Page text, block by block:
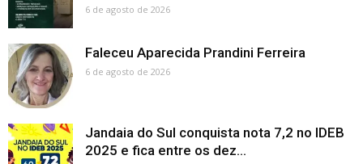
6 de agosto de 2026
Faleceu Aparecida Prandini Ferreira
6 de agosto de 2026
Jandaia do Sul conquista nota 7,2 no IDEB
2025 e fica entre os dez...